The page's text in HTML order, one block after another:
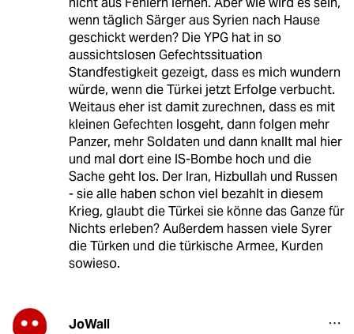
wenn täglich Särger aus Syrien nach Hause
geschickt werden? Die YPG hat in so
aussichtslosen Gefechtssituation
Standfestigkeit gezeigt, dass es mich wundern
würde, wenn die Türkei jetzt Erfolge verbucht.
Weitaus eher ist damit zurechnen, dass es mit
kleinen Gefechten losgeht, dann folgen mehr
Panzer, mehr Soldaten und dann knallt mal hier
und mal dort eine IS-Bombe hoch und die
Sache geht los. Der Iran, Hizbullah und Russen
- sie alle haben schon viel bezahlt in diesem
Krieg, glaubt die Türkei sie könne das Ganze für
Nichts erleben? Außerdem hassen viele Syrer
die Türken und die türkische Armee, Kurden
sowieso.
JoWall